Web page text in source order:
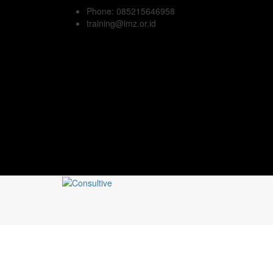
Phone: 085215646958
training@imz.or.id